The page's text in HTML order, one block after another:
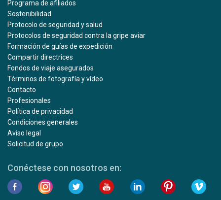
Programa de afiliados
Sostenibilidad
Protocolo de seguridad y salud
Protocolos de seguridad contra la gripe aviar
Formación de guías de expedición
Compartir directrices
Fondos de viaje asegurados
Términos de fotografía y vídeo
Contacto
Profesionales
Política de privacidad
Condiciones generales
Aviso legal
Solicitud de grupo
Conéctese con nosotros en: